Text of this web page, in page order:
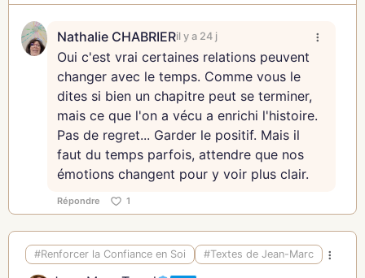
succès tout en t’accompagnant dans tes défis. 🌷
Ma fille, prends le temps d’observer les relations
dans ta vie. Quelles sont celles qui te font sentir
plus forte, plus vivante ? Et à l’inverse, quelles
sont celles qui drainent ton énergie ou t’éloignent
de toi-même ? Ces réflexions te permettent de
faire des choix conscients pour préserver ton
équilibre. 🌺
rejeter les autres avec dureté, mais ajuster tes
priorités. Cela signifie accorder plus de temps et
d’énergie à ceux qui enrichissent ta vie, tout en
établissant des limites saines avec ceux qui la
Nathalie CHABRIERil y a 24 j
Oui c'est vrai certaines relations peuvent
changer avec le temps. Comme vous le
dites si bien un chapitre peut se terminer,
mais ce que l'on a vécu a enrichi l'histoire.
Pas de regret... Garder le positif. Mais il
faut du temps parfois, attendre que nos
émotions changent pour y voir plus clair.
Répondre 1
#Renforcer la Confiance en Soi #Textes de Jean-Marc